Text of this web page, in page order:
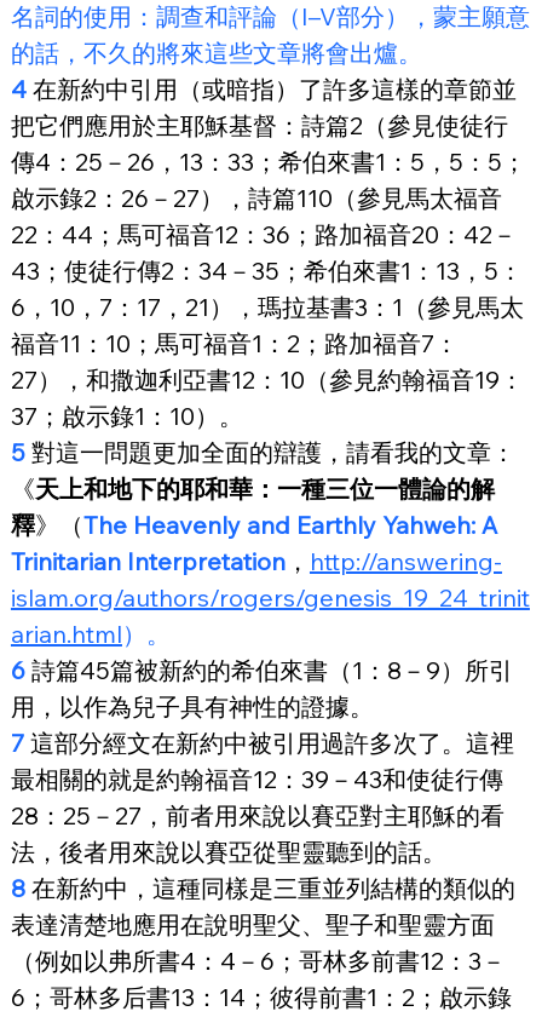
名詞的使用：調查和評論（I–V部分），蒙主願意
的話，不久的將來這些文章將會出爐。
4 在新約中引用（或暗指）了許多這樣的章節並
把它們應用於主耶穌基督：詩篇2（參見使徒行
傳4：25－26，13：33；希伯來書1：5，5：5；
啟示錄2：26－27），詩篇110（參見馬太福音
22：44；馬可福音12：36；路加福音20：42－
43；使徒行傳2：34－35；希伯來書1：13，5：
6，10，7：17，21），瑪拉基書3：1（參見馬太
福音11：10；馬可福音1：2；路加福音7：
27），和撒迦利亞書12：10（參見約翰福音19：
37；啟示錄1：10）。
5 對這一問題更加全面的辯護，請看我的文章：
《天上和地下的耶和華：一種三位一體論的解
釋》（The Heavenly and Earthly Yahweh: A
Trinitarian Interpretation， http://answering-
islam.org/authors/rogers/genesis_19_24_trinit
arian.html） 。
6 詩篇45篇被新約的希伯來書（1：8－9）所引
用，以作為兒子具有神性的證據。
7 這部分經文在新約中被引用過許多次了。這裡
最相關的就是約翰福音12：39－43和使徒行傳
28：25－27，前者用來說以賽亞對主耶穌的看
法，後者用來說以賽亞從聖靈聽到的話。
8 在新約中，這種同樣是三重並列結構的類似的
表達清楚地應用在說明聖父、聖子和聖靈方面
（例如以弗所書4：4－6；哥林多前書12：3－
6；哥林多后書13：14；彼得前書1：2；啟示錄